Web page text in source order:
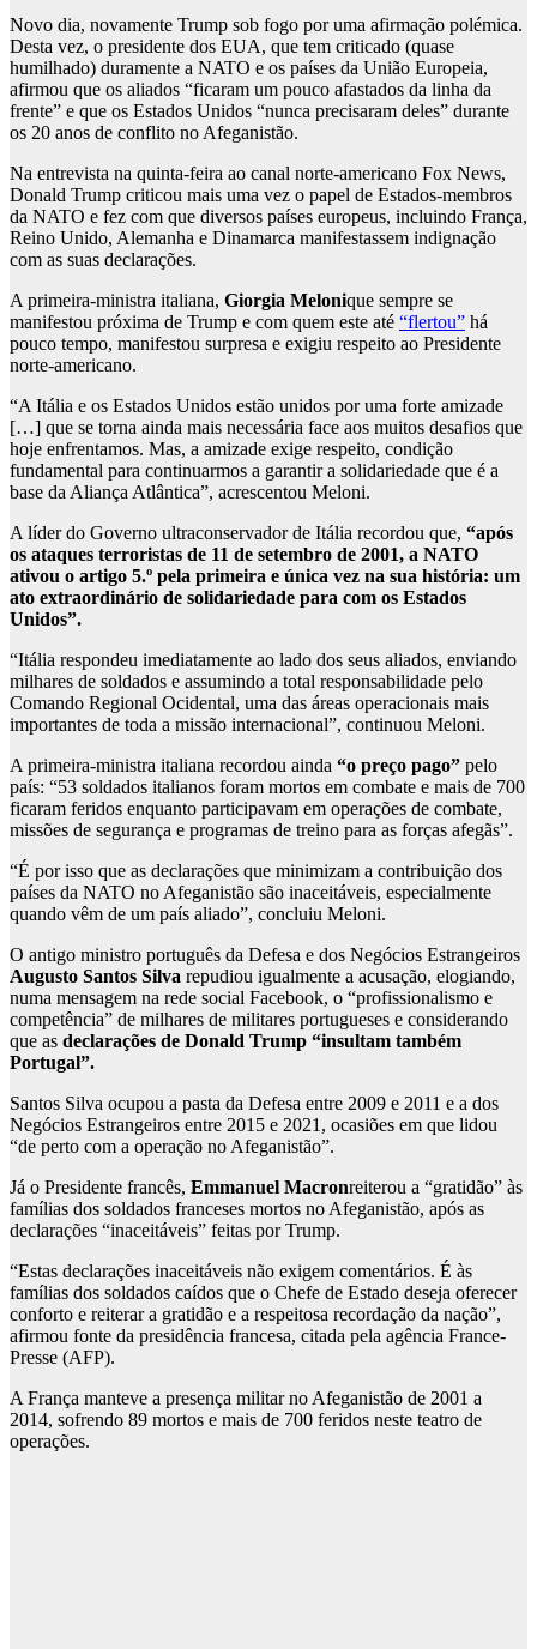
Novo dia, novamente Trump sob fogo por uma afirmação polémica.
Desta vez, o presidente dos EUA, que tem criticado (quase
humilhado) duramente a NATO e os países da União Europeia,
afirmou que os aliados “ficaram um pouco afastados da linha da
frente” e que os Estados Unidos “nunca precisaram deles” durante
os 20 anos de conflito no Afeganistão.
Na entrevista na quinta-feira ao canal norte-americano Fox News,
Donald Trump criticou mais uma vez o papel de Estados-membros
da NATO e fez com que diversos países europeus, incluindo França,
Reino Unido, Alemanha e Dinamarca manifestassem indignação
com as suas declarações.
A primeira-ministra italiana, Giorgia Melonique sempre se
manifestou próxima de Trump e com quem este até “flertou” há
pouco tempo, manifestou surpresa e exigiu respeito ao Presidente
norte-americano.
“A Itália e os Estados Unidos estão unidos por uma forte amizade
[…] que se torna ainda mais necessária face aos muitos desafios que
hoje enfrentamos. Mas, a amizade exige respeito, condição
fundamental para continuarmos a garantir a solidariedade que é a
base da Aliança Atlântica”, acrescentou Meloni.
A líder do Governo ultraconservador de Itália recordou que, “após
os ataques terroristas de 11 de setembro de 2001, a NATO
ativou o artigo 5.º pela primeira e única vez na sua história: um
ato extraordinário de solidariedade para com os Estados
Unidos”.
“Itália respondeu imediatamente ao lado dos seus aliados, enviando
milhares de soldados e assumindo a total responsabilidade pelo
Comando Regional Ocidental, uma das áreas operacionais mais
importantes de toda a missão internacional”, continuou Meloni.
A primeira-ministra italiana recordou ainda “o preço pago” pelo
país: “53 soldados italianos foram mortos em combate e mais de 700
ficaram feridos enquanto participavam em operações de combate,
missões de segurança e programas de treino para as forças afegãs”.
“É por isso que as declarações que minimizam a contribuição dos
países da NATO no Afeganistão são inaceitáveis, especialmente
quando vêm de um país aliado”, concluiu Meloni.
O antigo ministro português da Defesa e dos Negócios Estrangeiros
Augusto Santos Silva repudiou igualmente a acusação, elogiando,
numa mensagem na rede social Facebook, o “profissionalismo e
competência” de milhares de militares portugueses e considerando
que as declarações de Donald Trump “insultam também
Portugal”.
Santos Silva ocupou a pasta da Defesa entre 2009 e 2011 e a dos
Negócios Estrangeiros entre 2015 e 2021, ocasiões em que lidou
“de perto com a operação no Afeganistão”.
Já o Presidente francês, Emmanuel Macronreiterou a “gratidão” às
famílias dos soldados franceses mortos no Afeganistão, após as
declarações “inaceitáveis” feitas por Trump.
“Estas declarações inaceitáveis não exigem comentários. É às
famílias dos soldados caídos que o Chefe de Estado deseja oferecer
conforto e reiterar a gratidão e a respeitosa recordação da nação”,
afirmou fonte da presidência francesa, citada pela agência France-
Presse (AFP).
A França manteve a presença militar no Afeganistão de 2001 a
2014, sofrendo 89 mortos e mais de 700 feridos neste teatro de
operações.